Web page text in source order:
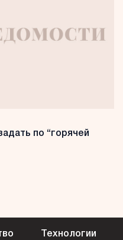
по “горячей
Технологии